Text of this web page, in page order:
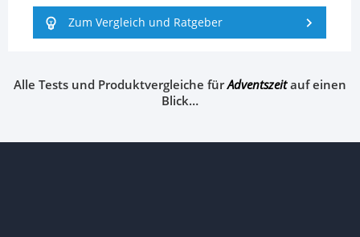
Zum Vergleich und Ratgeber
Alle Tests und Produktvergleiche fürAdventszeitauf einen
Blick…